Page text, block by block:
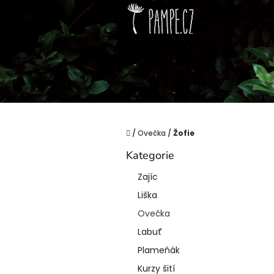
Domů
/ Ovečka / Žofie
Přeskočit
Kategorie
Zajíc
Liška
Ovečka
Labuť
Plameňák
Kurzy šití